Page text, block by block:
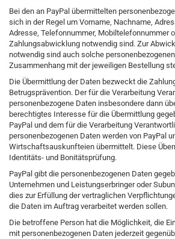
Bei den an PayPal übermittelten
sich in der Regel um Vorname, Nachname,
Adresse, Telefonnummer, Mobiltelefonnummer
Zahlungsabwicklung notwendig sind. Zur
notwendig sind auch solche
Zusammenhang mit der jeweiligen Bestellung
Die Übermittlung der Daten bezweckt die
Betrugsprävention. Der für die Verarbeitung
personenbezogene Daten insbesondere dann
berechtigtes Interesse für die Übermittlung
PayPal und dem für die Verarbeitung
personenbezogenen Daten werden von PayPal
Wirtschaftsauskunfteien übermittelt. Diese
Identitäts- und Bonitätsprüfung.
PayPal gibt die personenbezogenen Daten
Unternehmen und Leistungserbringer oder
dies zur Erfüllung der vertraglichen
die Daten im Auftrag verarbeitet werden sollen.
Die betroffene Person hat die Möglichkeit, die
mit personenbezogenen Daten jederzeit